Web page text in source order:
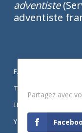
adventiste
adventiste
FACEBOOK
TWITTER
INSTAGRAM
YOUTUBE
Partagez avec